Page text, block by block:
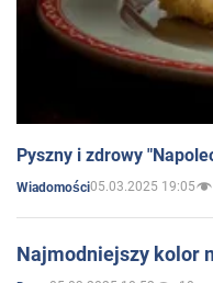
Pyszny i zdrowy
Wiadomości05.03.2025 19:05
Najmodniejszy kolor